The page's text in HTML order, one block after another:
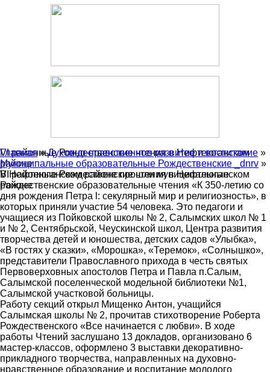
Главная»Духовно-нравственное развитие и воспитание »
Муниципальные образовательные Рождественские _dnrv »
VI районные Рождественские чтения в Нефтеюганском
районе
VI районные Рождественские чтения в Нефтеюганском
районе
В Нефтеюганском районе прошли муниципальные
Рождественские образовательные чтения «К 350-летию со
дня рождения Петра l: секулярный мир и религиозность», в
которых приняли участие 54 человека. Это педагоги и
учащиеся из Пойковской школы № 2, Салымских школ № 1
и № 2, Сентябрьской, Чеускинской школ, Центра развития
творчества детей и юношества, детских садов «Улыбка»,
«В гостях у сказки», «Морошка», «Теремок», «Солнышко»,
представители Православного прихода в честь святых
Первоверховных апостолов Петра и Павла п.Салым,
Салымской поселенческой модельной библиотеки №1,
Салымской участковой больницы.
Работу секций открыл Мищенко Антон, учащийся
Салымская школы № 2, прочитав стихотворение Роберта
Рождественского «Все начинается с любви». В ходе
работы Чтений заслушано 13 докладов, организовано 6
мастер-классов, оформлено 3 выставки декоративно-
прикладного творчества, направленных на духовно-
нравственное образование и воспитание молодого